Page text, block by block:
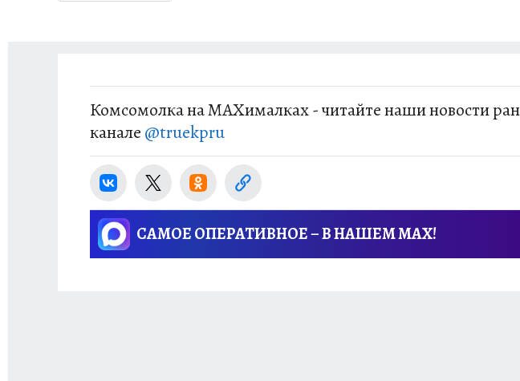
Комсомолка на MAXималках - читайте наши новости
канале @truekpru
САМОЕ ОПЕРАТИВНОЕ – В НАШЕМ MAX!